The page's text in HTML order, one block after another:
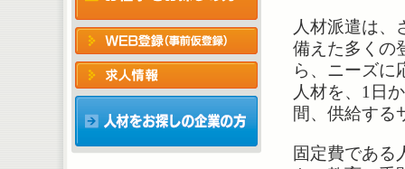
人材派遣は、
備えた多くの
ら、ニーズに
人材を、1日
間、供給する
固定費である